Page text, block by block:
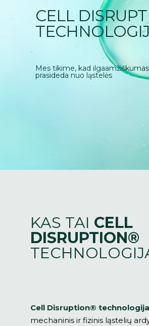
CELL
Mes tikime, kad
prasideda nuo ląstelės
KAS TAI CELL
DISRUPTION®
Cell Disruption® technologija
mechaninis ir fizinis ląstelių